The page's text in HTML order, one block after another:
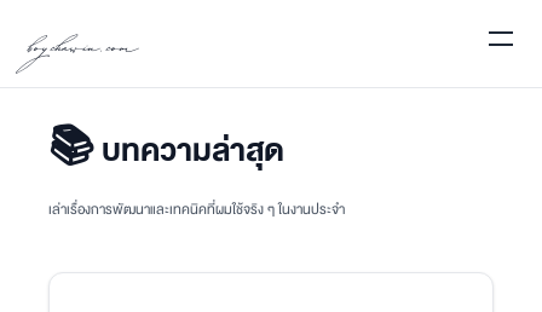
boychawin.com
📚 บทความล่าสุด
เล่าเรื่องการพัฒนาและเทคนิคที่ผมใช้จริง ๆ ในงานประจำ